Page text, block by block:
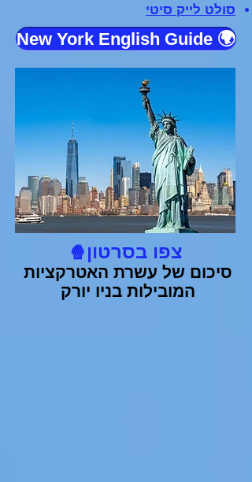
סולט לייק סיטי
🌍 New York English Guide
צפו בסרטון 🍿
סיכום של עשרת האטרקציות
המובילות בניו יורק